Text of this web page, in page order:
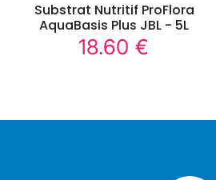
Substrat Nutritif ProFlora
AquaBasis Plus JBL - 5L
Prix
18.60 €